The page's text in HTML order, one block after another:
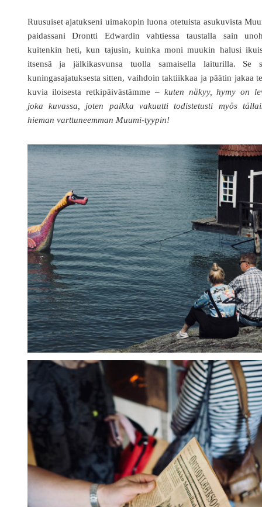
Ruusuiset ajatukseni uimakopin luona otetuista asukuvista
paidassani Drontti Edwardin vahtiessa taustalla sain
kuitenkin heti, kun tajusin, kuinka moni muukin halusi
itsensä ja jälkikasvunsa tuolla samaisella laiturilla. Se
kuningasajatuksesta sitten, vaihdoin taktiikkaa ja päätin jakaa
kuvia iloisesta retkipäivästämme – kuten näkyy, hymy on
joka kuvassa, joten paikka vakuutti todistetusti myös
hieman varttuneemman Muumi-tyypin!